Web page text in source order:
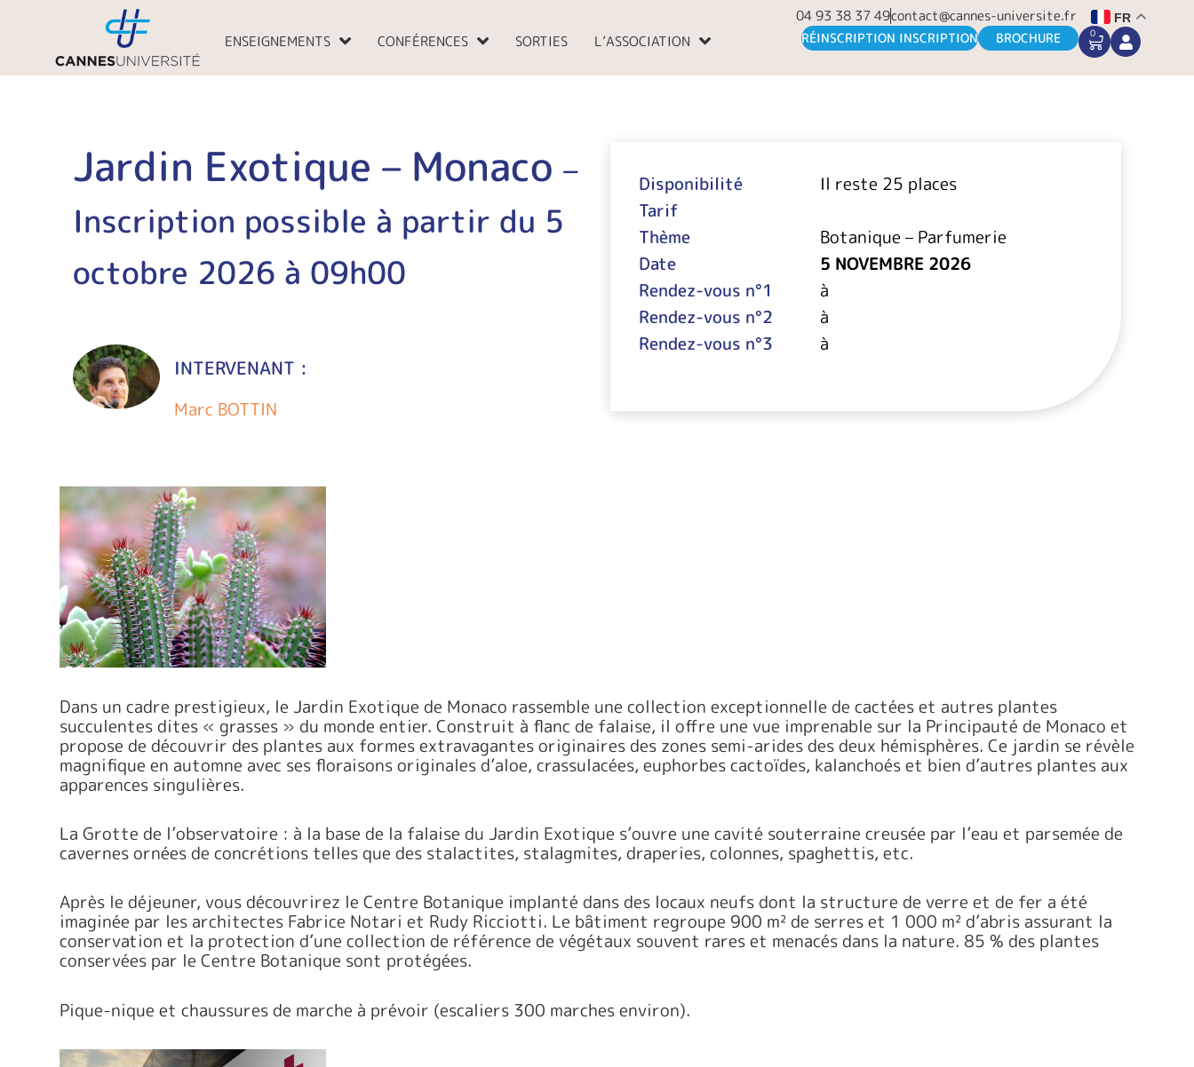
04 93 38 37 49contact@cannes-universite.fr FR
ENSEIGNEMENTS CONFÉRENCES SORTIES L’ASSOCIATION RÉINSCRIPTION INSCRIPTION BROCHURE 0
CART
Jardin Exotique – Monaco –
Inscription possible à partir du 5
octobre 2026 à 09h00
INTERVENANT :
Marc BOTTIN
Disponibilité
Il reste 25 places
Tarif
Thème
Botanique – Parfumerie
Date
5 NOVEMBRE 2026
Rendez-vous n°1
à
Rendez-vous n°2
à
Rendez-vous n°3
à
Dans un cadre prestigieux, le Jardin Exotique de Monaco rassemble une collection exceptionnelle de cactées et autres plantes
succulentes dites « grasses » du monde entier. Construit à flanc de falaise, il offre une vue imprenable sur la Principauté de Monaco et
propose de découvrir des plantes aux formes extravagantes originaires des zones semi-arides des deux hémisphères. Ce jardin se révèle
magnifique en automne avec ses floraisons originales d’aloe, crassulacées, euphorbes cactoïdes, kalanchoés et bien d’autres plantes aux
apparences singulières.
La Grotte de l’observatoire : à la base de la falaise du Jardin Exotique s’ouvre une cavité souterraine creusée par l’eau et parsemée de
cavernes ornées de concrétions telles que des stalactites, stalagmites, draperies, colonnes, spaghettis, etc.
Après le déjeuner, vous découvrirez le Centre Botanique implanté dans des locaux neufs dont la structure de verre et de fer a été
imaginée par les architectes Fabrice Notari et Rudy Ricciotti. Le bâtiment regroupe 900 m² de serres et 1 000 m² d’abris assurant la
conservation et la protection d’une collection de référence de végétaux souvent rares et menacés dans la nature. 85 % des plantes
conservées par le Centre Botanique sont protégées.
Pique-nique et chaussures de marche à prévoir (escaliers 300 marches environ).